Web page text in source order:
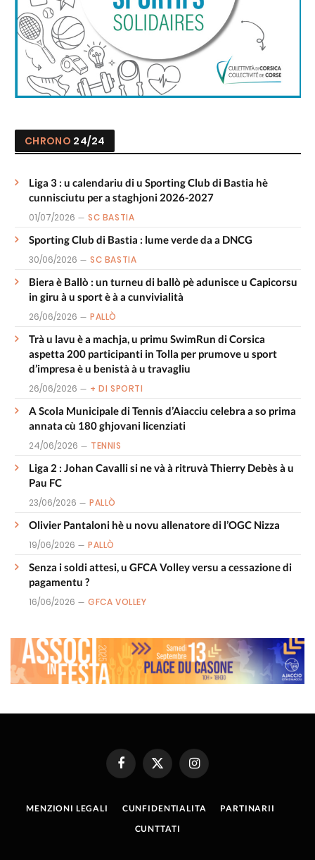
CHRONO 24/24
Liga 3 : u calendariu di u Sporting Club di Bastia hè
cunnisciutu per a staghjoni 2026-2027
01/07/2026 SC BASTIA
Sporting Club di Bastia : lume verde da a DNCG
30/06/2026 SC BASTIA
Biera è Ballò : un turneu di ballò pè adunisce u Capicorsu
in giru à u sport è à a cunvivialità
26/06/2026 PALLÒ
Trà u lavu è a machja, u primu SwimRun di Corsica
aspetta 200 participanti in Tolla per prumove u sport
d’impresa è u benistà à u travagliu
26/06/2026 + DI SPORTI
A Scola Municipale di Tennis d’Aiacciu celebra a so prima
annata cù 180 ghjovani licenziati
24/06/2026 TENNIS
Liga 2 : Johan Cavalli si ne và à ritruvà Thierry Debès à u
Pau FC
23/06/2026 PALLÒ
Olivier Pantaloni hè u novu allenatore di l’OGC Nizza
19/06/2026 PALLÒ
Senza i soldi attesi, u GFCA Volley versu a cessazione di
pagamentu ?
16/06/2026 GFCA VOLLEY
FacebookX
(Twitter)
Instagram
MENZIONI LEGALI CUNFIDENTIALITA
PARTINARII
CUNTTATI